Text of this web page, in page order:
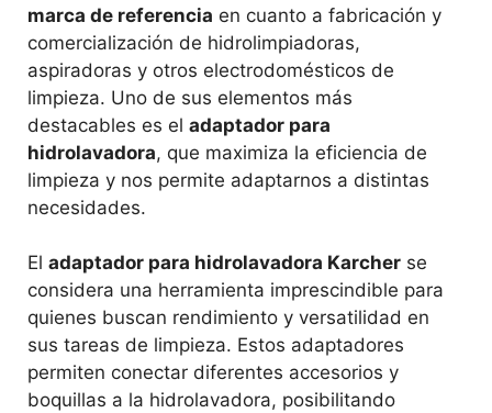
marca de referencia en cuanto a fabricación y
comercialización de hidrolimpiadoras,
aspiradoras y otros electrodomésticos de
limpieza. Uno de sus elementos más
destacables es el adaptador para
hidrolavadora, que maximiza la eficiencia de
limpieza y nos permite adaptarnos a distintas
necesidades.
El adaptador para hidrolavadora Karcher se
considera una herramienta imprescindible para
quienes buscan rendimiento y versatilidad en
sus tareas de limpieza. Estos adaptadores
permiten conectar diferentes accesorios y
boquillas a la hidrolavadora, posibilitando